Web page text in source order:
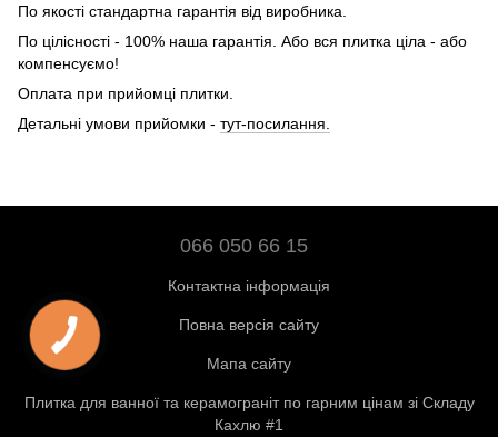
По якості стандартна гарантія від виробника.
По цілісності - 100% наша гарантія. Або вся плитка ціла - або
компенсуємо!
Оплата при прийомці плитки.
Детальні умови прийомки - тут-посилання.
066 050 66 15
Контактна інформація
Повна версія сайту
Мапа сайту
Плитка для ванної та керамограніт по гарним цінам зі Складу
Кахлю #1